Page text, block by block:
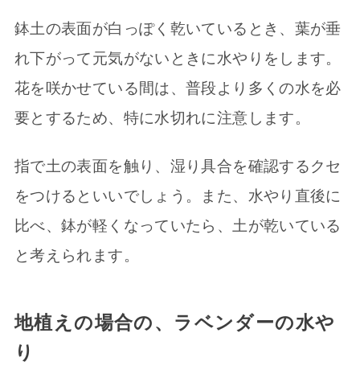
鉢土の表面が白っぽく乾いているとき、葉が垂
れ下がって元気がないときに水やりをします。
花を咲かせている間は、普段より多くの水を必
要とするため、特に水切れに注意します。
指で土の表面を触り、湿り具合を確認するクセ
をつけるといいでしょう。また、水やり直後に
比べ、鉢が軽くなっていたら、土が乾いている
と考えられます。
地植えの場合の、ラベンダーの水や
り